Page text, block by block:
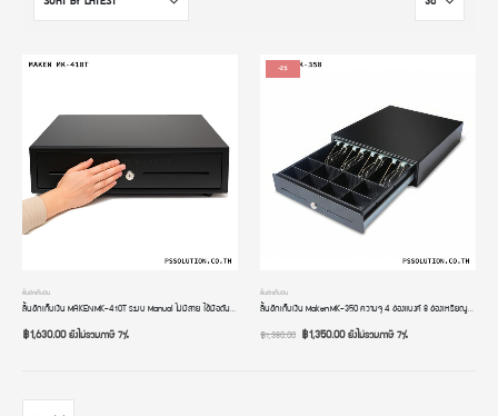
ลิ้นชักเก็บเงิน
ลิ้นชักเก็บเงิน MAKEN MK-410T ระบบ Manual ไม่มีสาย ใช้มือดันเปิด ปิด ความจุ 4 ช่องแบงค์ 8 ช่องเหรียญ ใช้ง่ายๆ
฿1,630.00ยังไม่รวมภาษี 7%
-2%
ลิ้นชักเก็บเงิน
ลิ้นชักเก็บเงิน Maken MK-350 ความจุ 4 ช่องแบงค์ 8 ช่องเหรียญ การเชื่อมต่อแบบ RJ11 เด้งเปิดอัตโนมัติ
฿1,380.00 ฿1,350.00ยังไม่รวมภาษี 7%